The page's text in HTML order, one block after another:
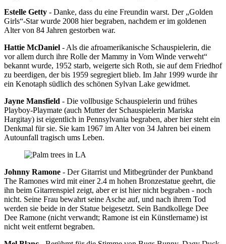
Estelle Getty - Danke, dass du eine Freundin warst. Der „Golden
Girls“-Star wurde 2008 hier begraben, nachdem er im goldenen
Alter von 84 Jahren gestorben war.
Hattie McDaniel - Als die afroamerikanische Schauspielerin, die
vor allem durch ihre Rolle der Mammy in Vom Winde verweht“
bekannt wurde, 1952 starb, weigerte sich Roth, sie auf dem Friedhof
zu beerdigen, der bis 1959 segregiert blieb. Im Jahr 1999 wurde ihr
ein Kenotaph südlich des schönen Sylvan Lake gewidmet.
Jayne Mansfield - Die vollbusige Schauspielerin und frühes
Playboy-Playmate (auch Mutter der Schauspielerin Mariska
Hargitay) ist eigentlich in Pennsylvania begraben, aber hier steht ein
Denkmal für sie. Sie kam 1967 im Alter von 34 Jahren bei einem
Autounfall tragisch ums Leben.
Johnny Ramone - Der Gitarrist und Mitbegründer der Punkband
The Ramones wird mit einer 2.4 m hohen Bronzestatue geehrt, die
ihn beim Gitarrenspiel zeigt, aber er ist hier nicht begraben - noch
nicht. Seine Frau bewahrt seine Asche auf, und nach ihrem Tod
werden sie beide in der Statue beigesetzt. Sein Bandkollege Dee
Dee Ramone (nicht verwandt; Ramone ist ein Künstlername) ist
nicht weit entfernt begraben.